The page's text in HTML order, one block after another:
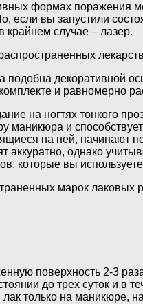
формах поражения
если вы запустили
крайнем случае – лазер.
подобна декоративной
и равномерно
на ногтях тонкого
маникюра и
на ней, начинают
аккуратно, однако
которые вы
марок лаковых
поверхность 2-3
до трех суток и в
лак только на маникюре,